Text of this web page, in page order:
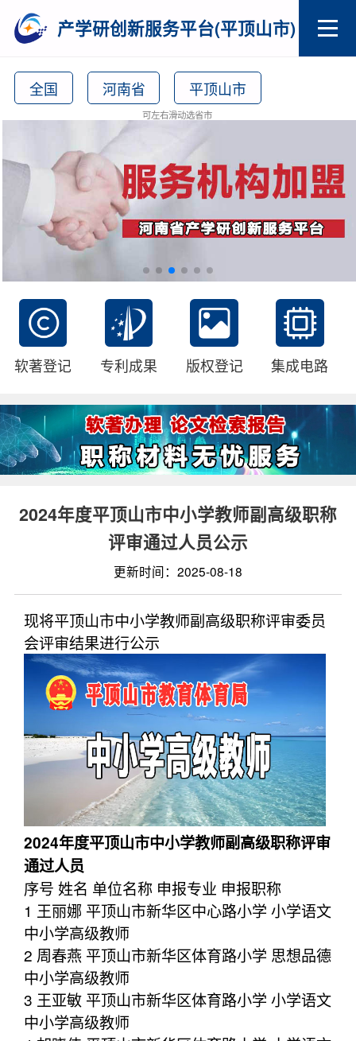
产学研创新服务平台(平顶山市)
全国 河南省 平顶山市
可左右滑动选省市
软著登记 专利成果 版权登记 集成电路
2024年度平顶山市中小学教师副高级职称
评审通过人员公示
更新时间：2025-08-18
现将平顶山市中小学教师副高级职称评审委员
会评审结果进行公示
2024年度平顶山市中小学教师副高级职称评审
通过人员
序号 姓名 单位名称 申报专业 申报职称
1 王丽娜 平顶山市新华区中心路小学 小学语文
中小学高级教师
2 周春燕 平顶山市新华区体育路小学 思想品德
中小学高级教师
3 王亚敏 平顶山市新华区体育路小学 小学语文
中小学高级教师